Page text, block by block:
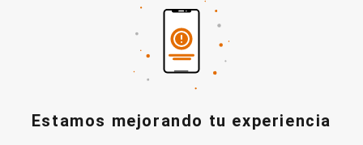
Estamos mejorando tu experiencia